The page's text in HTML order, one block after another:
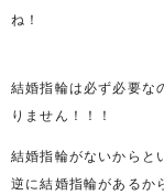
結婚指輪は必ず必要な
りません！！！
結婚指輪がないからと
逆に結婚指輪があるか